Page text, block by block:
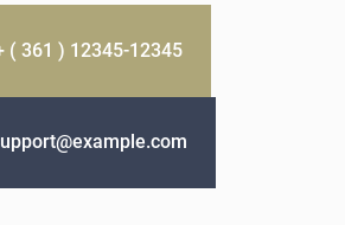
( 361 ) 12345-12345